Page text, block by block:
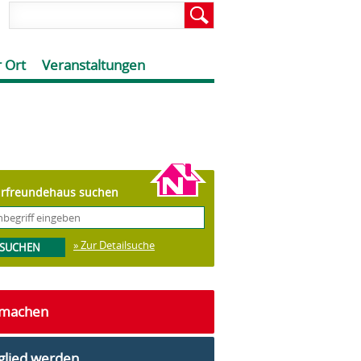
Ort Veranstaltungen
suchen
» Zur Detailsuche